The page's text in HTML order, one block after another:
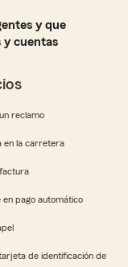
y que
y cuentas
reclamo
en la carretera
en pago automático
de identificación de